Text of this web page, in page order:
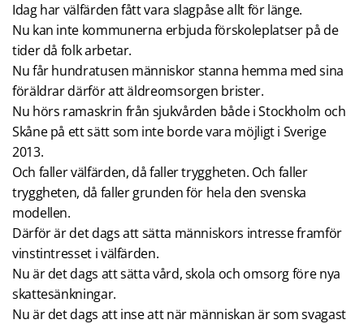
Idag har välfärden fått vara slagpåse allt för länge.
Nu kan inte kommunerna erbjuda förskoleplatser på de
tider då folk arbetar.
Nu får hundratusen människor stanna hemma med sina
föräldrar därför att äldreomsorgen brister.
Nu hörs ramaskrin från sjukvården både i Stockholm och
Skåne på ett sätt som inte borde vara möjligt i Sverige
2013.
Och faller välfärden, då faller tryggheten. Och faller
tryggheten, då faller grunden för hela den svenska
modellen.
Därför är det dags att sätta människors intresse framför
vinstintresset i välfärden.
Nu är det dags att sätta vård, skola och omsorg före nya
skattesänkningar.
Nu är det dags att inse att när människan är som svagast